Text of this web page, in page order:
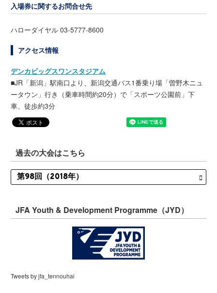
入場券に関するお問合せ先
ハローダイヤル 03-5777-8600
アクセス情報
デンカビッグスワンスタジアム
■JR「新潟」駅南口より、新潟交通バス1番乗り場「曽野木ニュ
ータウン」行き（乗車時間約20分）で「スポーツ公園前」下
車、徒歩約3分
過去の大会はこちら
JFA Youth & Development Programme（JYD）
Tweets by jfa_tennouhai